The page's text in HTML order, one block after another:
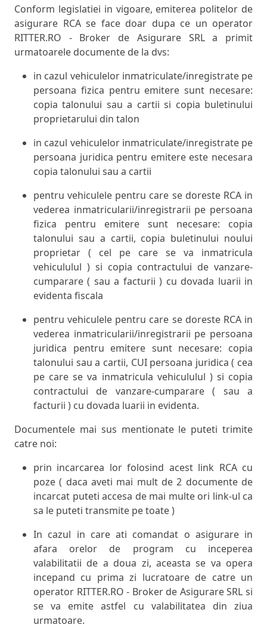
Conform legislatiei in vigoare, emiterea politelor de
asigurare RCA se face doar dupa ce un operator
RITTER.RO - Broker de Asigurare SRL a primit
urmatoarele documente de la dvs:
in cazul vehiculelor inmatriculate/inregistrate pe
persoana fizica pentru emitere sunt necesare:
copia talonului sau a cartii si copia buletinului
proprietarului din talon
in cazul vehiculelor inmatriculate/inregistrate pe
persoana juridica pentru emitere este necesara
copia talonului sau a cartii
pentru vehiculele pentru care se doreste RCA in
vederea inmatricularii/inregistrarii pe persoana
fizica pentru emitere sunt necesare: copia
talonului sau a cartii, copia buletinului noului
proprietar ( cel pe care se va inmatricula
vehicululul ) si copia contractului de vanzare-
cumparare ( sau a facturii ) cu dovada luarii in
evidenta fiscala
pentru vehiculele pentru care se doreste RCA in
vederea inmatricularii/inregistrarii pe persoana
juridica pentru emitere sunt necesare: copia
talonului sau a cartii, CUI persoana juridica ( cea
pe care se va inmatricula vehicululul ) si copia
contractului de vanzare-cumparare ( sau a
facturii ) cu dovada luarii in evidenta.
Documentele mai sus mentionate le puteti trimite
catre noi:
prin incarcarea lor folosind acest link RCA cu
poze ( daca aveti mai mult de 2 documente de
incarcat puteti accesa de mai multe ori link-ul ca
sa le puteti transmite pe toate )
In cazul in care ati comandat o asigurare in
afara orelor de program cu inceperea
valabilitatii de a doua zi, aceasta se va opera
incepand cu prima zi lucratoare de catre un
operator RITTER.RO - Broker de Asigurare SRL si
se va emite astfel cu valabilitatea din ziua
urmatoare.